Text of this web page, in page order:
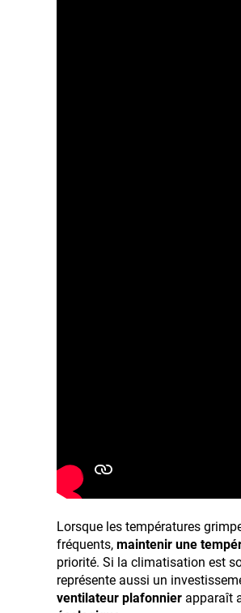
Lorsque les températures
fréquents, maintenir une
priorité. Si la climatisation est
représente aussi un
ventilateur plafonnier apparaît